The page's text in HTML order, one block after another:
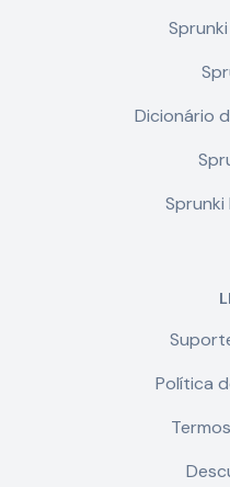
Dicionário
Sprunki
Política